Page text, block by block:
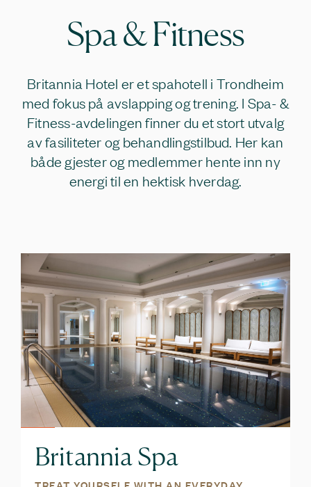
Spa & Fitness
Britannia Hotel er et spahotell i Trondheim
med fokus på avslapping og trening. I Spa- &
Fitness-avdelingen finner du et stort utvalg
av fasiliteter og behandlingstilbud. Her kan
både gjester og medlemmer hente inn ny
energi til en hektisk hverdag.
Britannia Spa